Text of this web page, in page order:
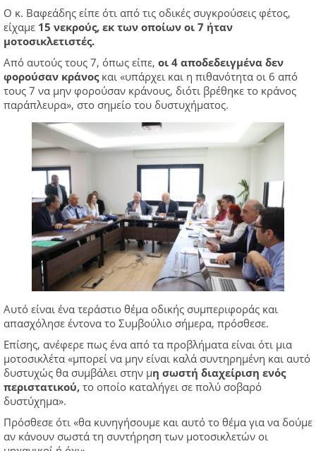
Ο κ. Βαφεάδης είπε ότι από τις οδικές συγκρούσεις φέτος,
είχαμε 15 νεκρούς, εκ των οποίων οι 7 ήταν
μοτοσικλετιστές.
Από αυτούς τους 7, όπως είπε, οι 4 αποδεδειγμένα δεν
φορούσαν κράνος και «υπάρχει και η πιθανότητα οι 6 από
τους 7 να μην φορούσαν κράνους, διότι βρέθηκε το κράνος
παράπλευρα», στο σημείο του δυστυχήματος.
Αυτό είναι ένα τεράστιο θέμα οδικής συμπεριφοράς και
απασχόλησε έντονα το Συμβούλιο σήμερα, πρόσθεσε.
Επίσης, ανέφερε πως ένα από τα προβλήματα είναι ότι μια
μοτοσικλέτα «μπορεί να μην είναι καλά συντηρημένη και αυτό
δυστυχώς θα συμβάλει στην μη σωστή διαχείριση ενός
περιστατικού, το οποίο καταλήγει σε πολύ σοβαρό
δυστύχημα».
Πρόσθεσε ότι «θα κυνηγήσουμε και αυτό το θέμα για να δούμε
αν κάνουν σωστά τη συντήρηση των μοτοσικλετών οι